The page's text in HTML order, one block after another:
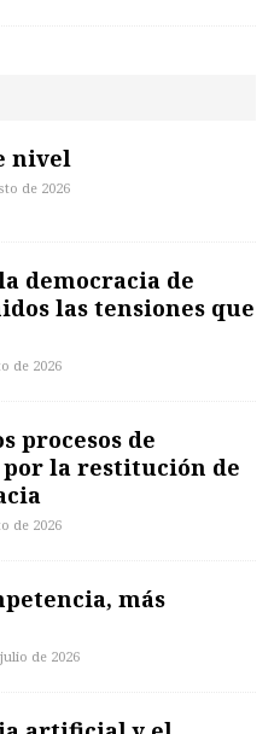
nivel
de 2026
democracia de
las tensiones que
de 2026
procesos de
la restitución de
de 2026
más
de 2026